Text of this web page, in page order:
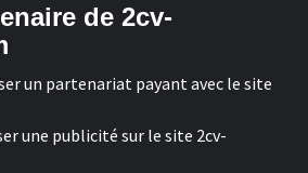
de 2cv-
un partenariat payant avec le site
une publicité sur le site 2cv-